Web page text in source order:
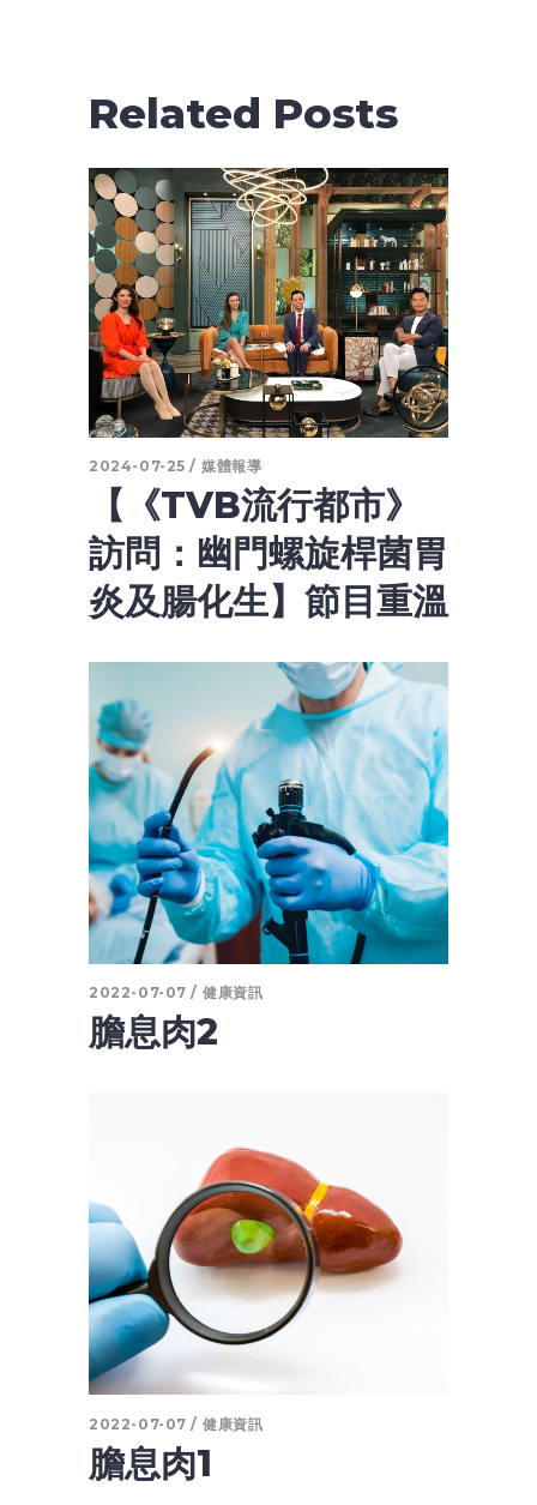
Related Posts
2024-07-25 媒體報導
【《TVB流行都市》
訪問：幽門螺旋桿菌胃
炎及腸化生】節目重溫
2022-07-07 健康資訊
膽息肉2
2022-07-07 健康資訊
膽息肉1